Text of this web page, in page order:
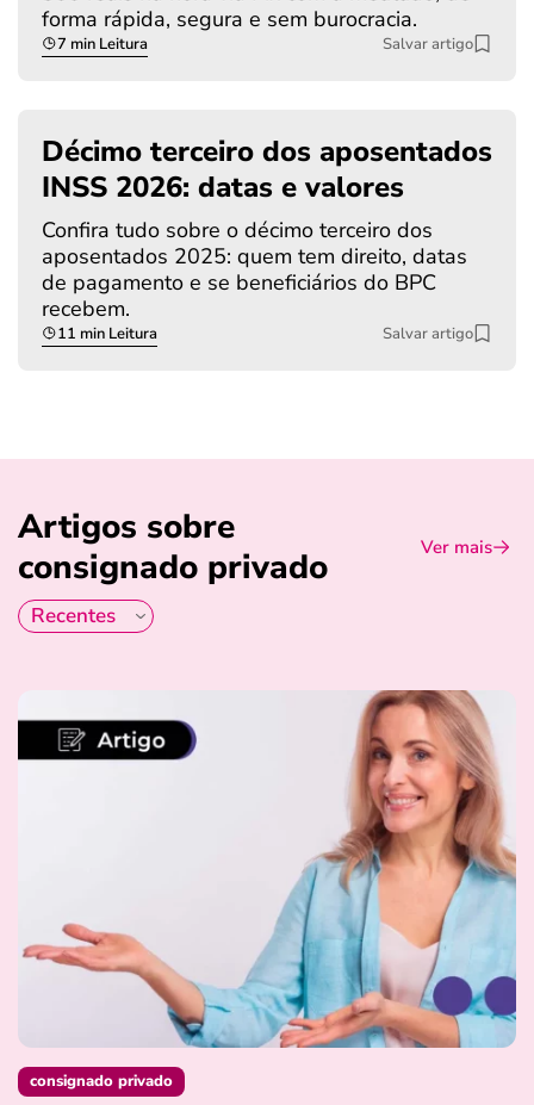
forma rápida, segura e sem burocracia.
7 min Leitura Salvar artigo
Décimo terceiro dos aposentados
INSS 2026: datas e valores
Confira tudo sobre o décimo terceiro dos
aposentados 2025: quem tem direito, datas
de pagamento e se beneficiários do BPC
recebem.
11 min Leitura Salvar artigo
Artigos sobre
consignado privado
Ver mais
consignado privado